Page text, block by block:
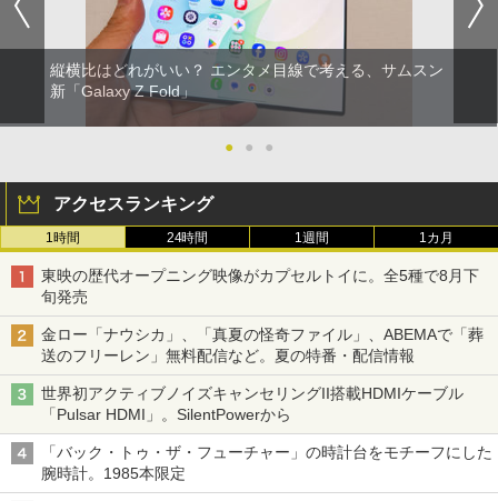
縦横比はどれがいい？ エンタメ目線で考える、サムスン
新「Galaxy Z Fold」
● ● ●
アクセスランキング
1時間 24時間 1週間 1カ月
東映の歴代オープニング映像がカプセルトイに。全5種で8月下
旬発売
金ロー「ナウシカ」、「真夏の怪奇ファイル」、ABEMAで「葬
送のフリーレン」無料配信など。夏の特番・配信情報
世界初アクティブノイズキャンセリングII搭載HDMIケーブル
「Pulsar HDMI」。SilentPowerから
「バック・トゥ・ザ・フューチャー」の時計台をモチーフにした
腕時計。1985本限定